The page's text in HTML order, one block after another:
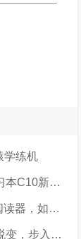
学练机
新品上市
给孩子选？
喵喵机暂列第一